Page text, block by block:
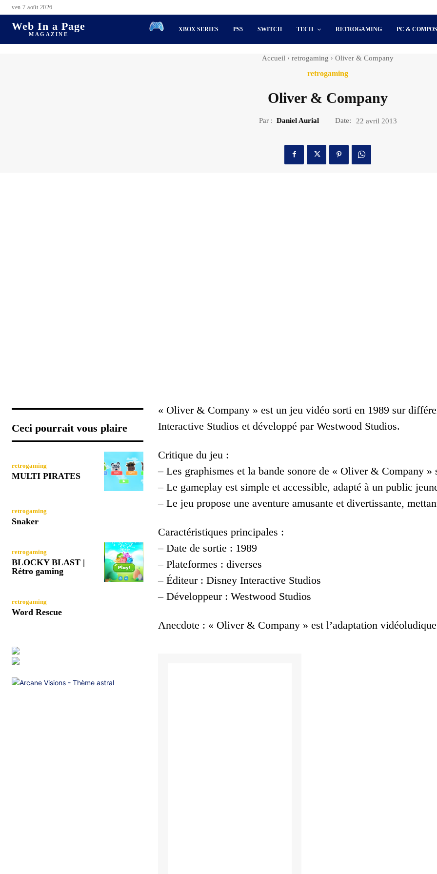
ven 7 août 2026
Web In a Page
MAGAZINE
XBOX SERIES PS5 SWITCH TECH RETROGAMING PC &
Accueil retrogaming Oliver & Company
retrogaming
Oliver & Company
Par : Daniel Aurial Date: 22 avril 2013
Ceci pourrait vous plaire
retrogaming
MULTI PIRATES
retrogaming
Snaker
retrogaming
BLOCKY BLAST |
Rétro gaming
retrogaming
Word Rescue
« Oliver & Company » est un jeu vidéo sorti en 1989 sur
Interactive Studios et développé par Westwood Studios.
Critique du jeu :
– Les graphismes et la bande sonore de « Oliver & Company
– Le gameplay est simple et accessible, adapté à un public
– Le jeu propose une aventure amusante et divertissante,
Caractéristiques principales :
– Date de sortie : 1989
– Plateformes : diverses
– Éditeur : Disney Interactive Studios
– Développeur : Westwood Studios
Anecdote : « Oliver & Company » est l’adaptation